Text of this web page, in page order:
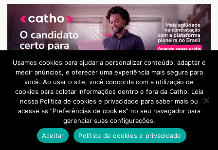
Compartilhe
Usamos cookies para ajudar a personalizar conteúdo, adaptar e
medir anúncios, e oferecer uma experiência mais segura para
você. Ao usar o site, você concorda com a utilização de
cookies para coletar informações dentro e fora da Catho. Leia
nossa Política de cookies e privacidade para saber mais ou
acesse as “Preferências de cookies” no seu navegador para
gerenciar suas configurações.
Aceitar
Política de cookies e privacidade